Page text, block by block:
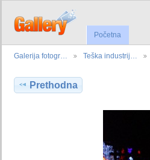
Početna
Galerija fotogr… Teška industrij…
Prethodna